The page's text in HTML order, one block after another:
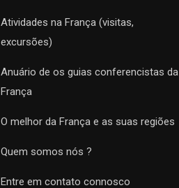
Atividades na França (visitas,
excursões)
Anuário de os guias conferencistas da
França
O melhor da França e as suas regiões
Quem somos nós ?
Entre em contato connosco